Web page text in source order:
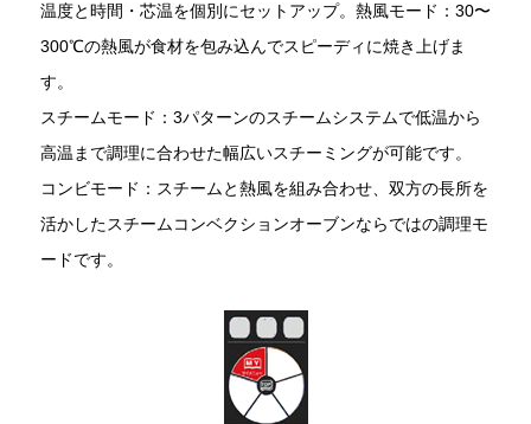
温度と時間・芯温を個別にセットアップ。熱風モード：30〜
300℃の熱風が食材を包み込んでスピーディに焼き上げま
す。
スチームモード：3パターンのスチームシステムで低温から
高温まで調理に合わせた幅広いスチーミングが可能です。
コンビモード：スチームと熱風を組み合わせ、双方の長所を
活かしたスチームコンベクションオーブンならではの調理モ
ードです。